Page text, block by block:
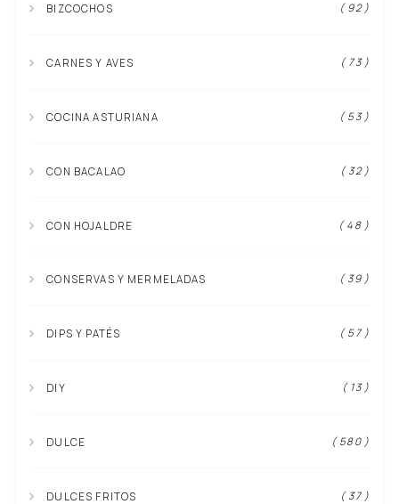
BIZCOCHOS ( 92 )
CARNES Y AVES ( 73 )
COCINA ASTURIANA ( 53 )
CON BACALAO ( 32 )
CON HOJALDRE ( 48 )
CONSERVAS Y MERMELADAS ( 39 )
DIPS Y PATÉS ( 57 )
DIY ( 13 )
DULCE ( 580 )
DULCES FRITOS ( 37 )